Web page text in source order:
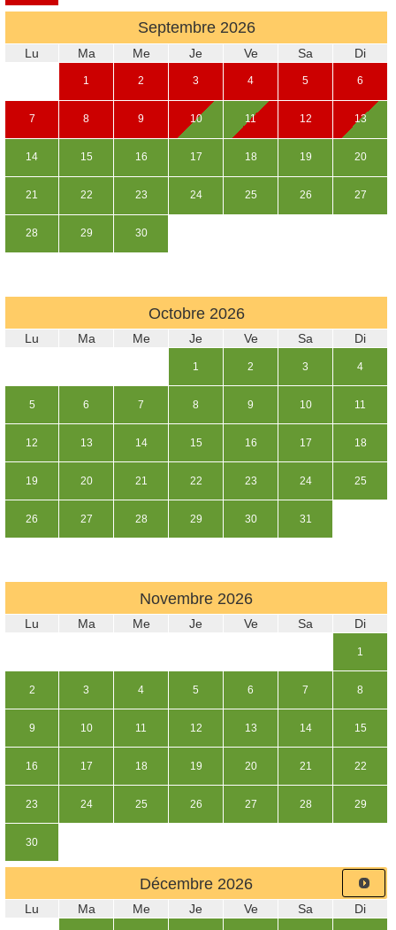
Septembre 2026
Lu Ma Me Je Ve Sa Di
1 2 3 4 5 6
7 8 9 10 11 12 13
14 15 16 17 18 19 20
21 22 23 24 25 26 27
28 29 30
Octobre 2026
Lu Ma Me Je Ve Sa Di
1 2 3 4
5 6 7 8 9 10 11
12 13 14 15 16 17 18
19 20 21 22 23 24 25
26 27 28 29 30 31
Novembre 2026
Lu Ma Me Je Ve Sa Di
1
2 3 4 5 6 7 8
9 10 11 12 13 14 15
16 17 18 19 20 21 22
23 24 25 26 27 28 29
30
Décembre 2026
Lu Ma Me Je Ve Sa Di